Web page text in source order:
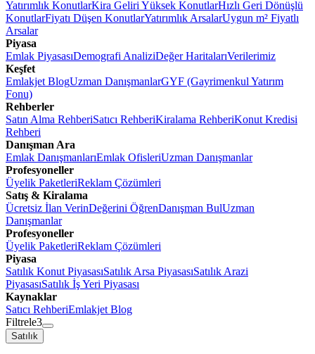
Yatırımlık KonutlarKira Geliri Yüksek KonutlarHızlı Geri Dönüşlü
KonutlarFiyatı Düşen KonutlarYatırımlık ArsalarUygun m² Fiyatlı
Arsalar
Piyasa
Emlak PiyasasıDemografi AnaliziDeğer HaritalarıVerilerimiz
Keşfet
Emlakjet BlogUzman DanışmanlarGYF (Gayrimenkul Yatırım
Fonu)
Rehberler
Satın Alma RehberiSatıcı RehberiKiralama RehberiKonut Kredisi
Rehberi
Danışman Ara
Emlak DanışmanlarıEmlak OfisleriUzman Danışmanlar
Profesyoneller
Üyelik PaketleriReklam Çözümleri
Satış & Kiralama
Ücretsiz İlan VerinDeğerini ÖğrenDanışman BulUzman
Danışmanlar
Profesyoneller
Üyelik PaketleriReklam Çözümleri
Piyasa
Satılık Konut PiyasasıSatılık Arsa PiyasasıSatılık Arazi
PiyasasıSatılık İş Yeri Piyasası
Kaynaklar
Satıcı RehberiEmlakjet Blog
Filtrele3
Satılık